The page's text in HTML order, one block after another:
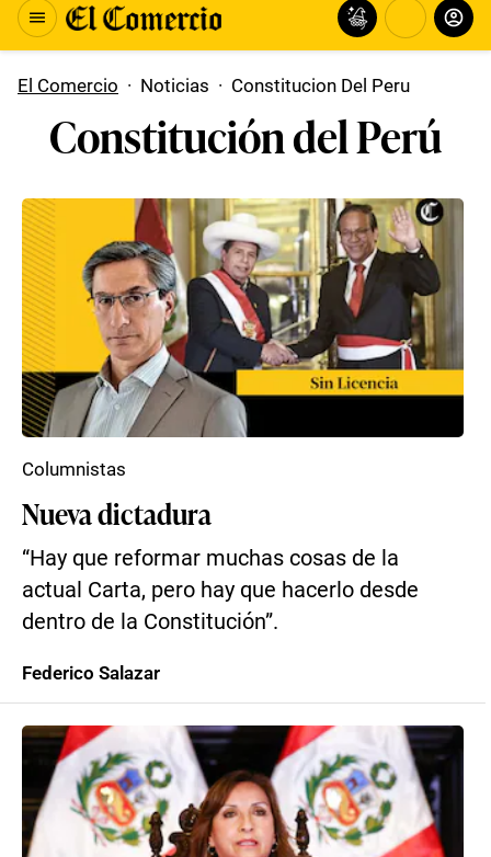
El Comercio · Noticias · Constitucion Del Peru
Constitución del Perú
Nueva dictadura
“Hay que reformar muchas cosas de la
actual Carta, pero hay que hacerlo desde
dentro de la Constitución”.
Columnistas
Federico Salazar